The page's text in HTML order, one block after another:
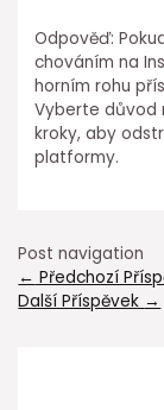
Odpověď:
chováním na
horním rohu
Vyberte důvod
kroky, aby
platformy.
Post navigation
← Předchozí
Další Příspěvek →